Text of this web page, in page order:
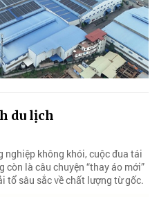
du lịch
nghiệp không khói, cuộc đua tái
là câu chuyện “thay áo mới”
tổ sâu sắc về chất lượng từ gốc.